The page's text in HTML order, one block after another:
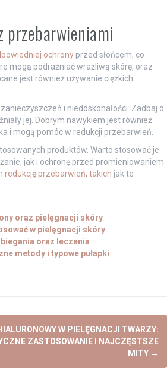
przebarwieniami
ochronyprzed słońcem, co
mogą podrażniać wrażliwą skórę, oraz
jest również używanie ciężkich
i niedoskonałości. Zadbaj o
jej. Dobrym nawykiem jest również
i mogą pomóc w redukcji przebarwień.
produktów. Warto stosować je
jak i ochronę przed promieniowaniem
redukcję przebarwień, takich jak te
oraz pielęgnacji skóry
w pielęgnacji skóry
oraz leczenia
metody i typowe pułapki
W PIELĘGNACJI TWARZY:
ZASTOSOWANIE I NAJCZĘSTSZE
MITY →